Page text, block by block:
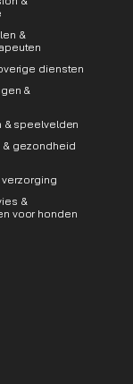
&
diensten
&
& speelvelden
gezondheid
verzorging
&
voor honden